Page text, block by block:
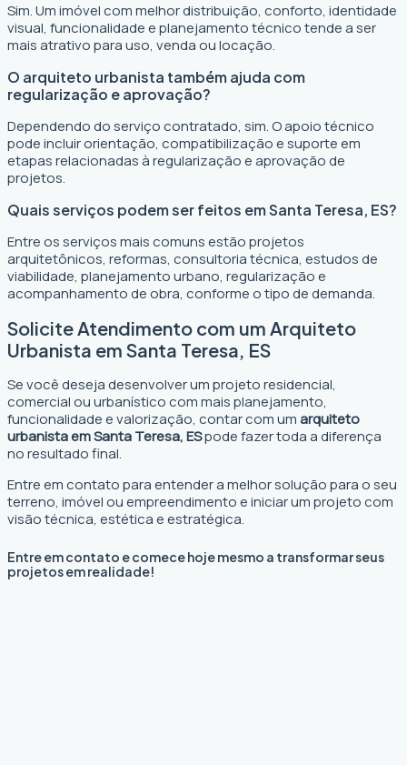
Sim. Um imóvel com melhor distribuição, conforto, identidade
visual, funcionalidade e planejamento técnico tende a ser
mais atrativo para uso, venda ou locação.
O arquiteto urbanista também ajuda com
regularização e aprovação?
Dependendo do serviço contratado, sim. O apoio técnico
pode incluir orientação, compatibilização e suporte em
etapas relacionadas à regularização e aprovação de
projetos.
Quais serviços podem ser feitos em Santa Teresa, ES?
Entre os serviços mais comuns estão projetos
arquitetônicos, reformas, consultoria técnica, estudos de
viabilidade, planejamento urbano, regularização e
acompanhamento de obra, conforme o tipo de demanda.
Solicite Atendimento com um Arquiteto
Urbanista em Santa Teresa, ES
Se você deseja desenvolver um projeto residencial,
comercial ou urbanístico com mais planejamento,
funcionalidade e valorização, contar com umarquiteto
urbanista em Santa Teresa, ESpode fazer toda a diferença
no resultado final.
Entre em contato para entender a melhor solução para o seu
terreno, imóvel ou empreendimento e iniciar um projeto com
visão técnica, estética e estratégica.
Entre em contato e comece hoje mesmo a transformar seus
projetos em realidade!